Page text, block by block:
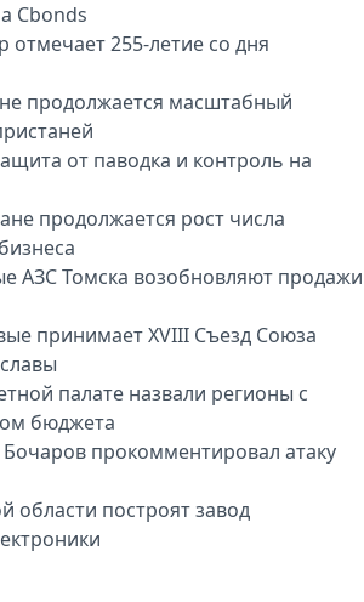
Cbonds
отмечает 255-летие со дня
продолжается масштабный
от паводка и контроль на
продолжается рост числа
АЗС Томска возобновляют продажи
принимает XVIII Съезд Союза
палате назвали регионы с
бюджета
прокомментировал атаку
области построят завод